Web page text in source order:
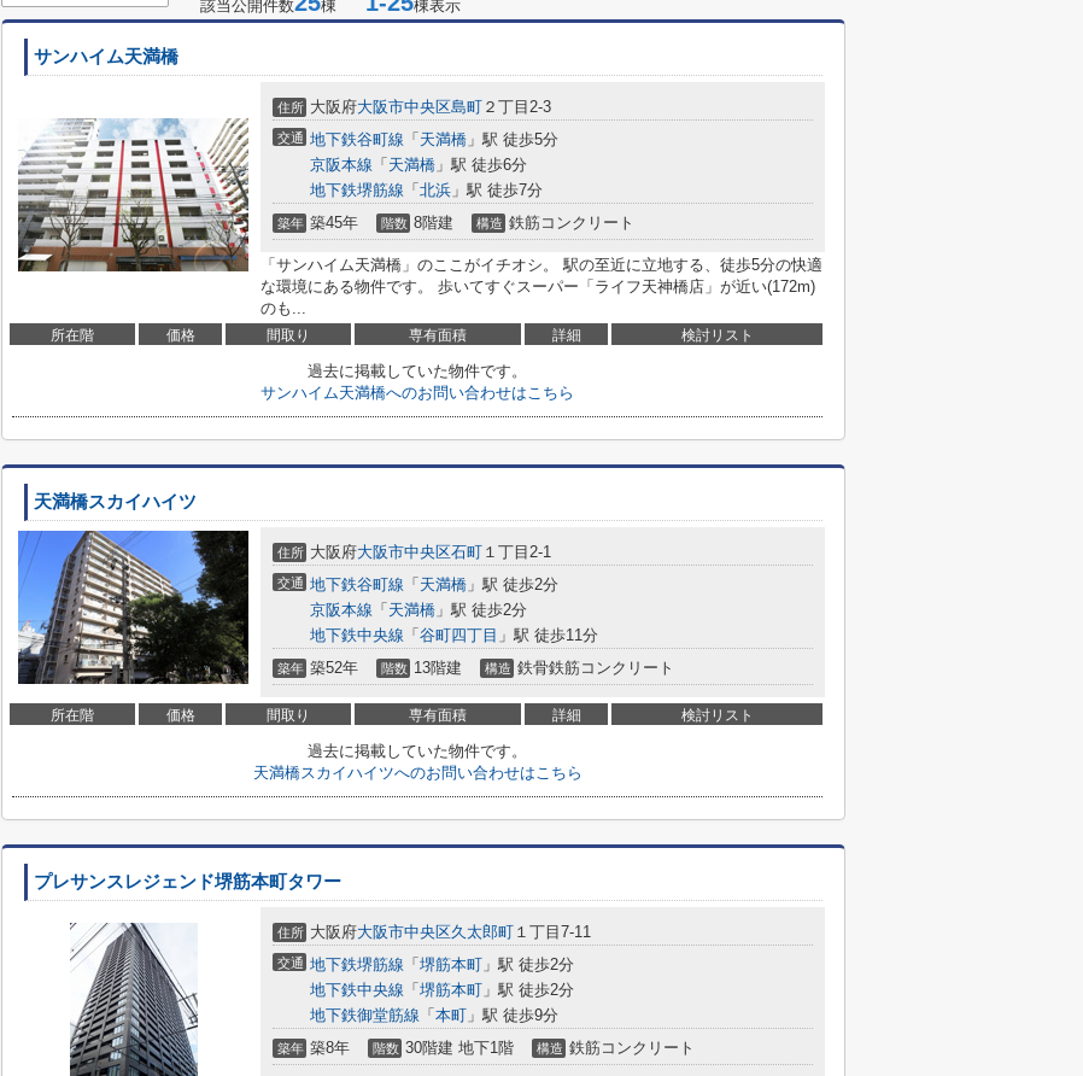
該当公開件数
棟 棟表示
サンハイム天満橋
住所 大阪府大阪市中央区島町 ２丁目2-3
交通 地下鉄谷町線 「 天満橋 」駅 徒歩5分
京阪本線 「 天満橋 」駅 徒歩6分
地下鉄堺筋線 「 北浜 」駅 徒歩7分
築年 築45年 階数 8階建 構造 鉄筋コンクリート
「サンハイム天満橋」のここがイチオシ。 駅の至近に立地する、徒歩5分の快適
な環境にある物件です。 歩いてすぐスーパー「ライフ天神橋店」が近い(172m)
のも...
所在階 価格 間取り 専有面積 詳細 検討リスト
過去に掲載していた物件です。
サンハイム天満橋へのお問い合わせはこちら
天満橋スカイハイツ
住所 大阪府大阪市中央区石町 １丁目2-1
交通 地下鉄谷町線 「 天満橋 」駅 徒歩2分
京阪本線 「 天満橋 」駅 徒歩2分
地下鉄中央線 「 谷町四丁目 」駅 徒歩11分
築年 築52年 階数 13階建 構造 鉄骨鉄筋コンクリート
所在階 価格 間取り 専有面積 詳細 検討リスト
過去に掲載していた物件です。
天満橋スカイハイツへのお問い合わせはこちら
プレサンスレジェンド堺筋本町タワー
住所 大阪府大阪市中央区久太郎町 １丁目7-11
交通 地下鉄堺筋線 「 堺筋本町 」駅 徒歩2分
地下鉄中央線 「 堺筋本町 」駅 徒歩2分
地下鉄御堂筋線 「 本町 」駅 徒歩9分
築年 築8年 階数 30階建 地下1階 構造 鉄筋コンクリート